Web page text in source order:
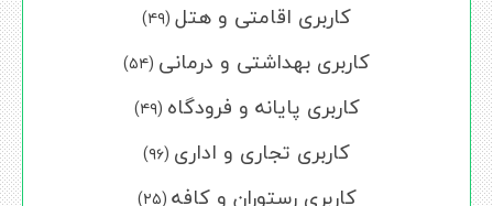
کاربری اقامتی و هتل (۴۹)
کاربری بهداشتی و درمانی (۵۴)
کاربری پایانه و فرودگاه (۴۹)
کاربری تجاری و اداری (۹۶)
کاربری رستوران و کافه (۲۵)